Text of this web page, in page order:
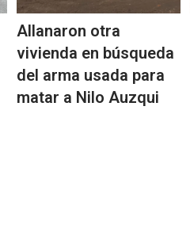
Allanaron otra
vivienda en búsqueda
del arma usada para
matar a Nilo Auzqui